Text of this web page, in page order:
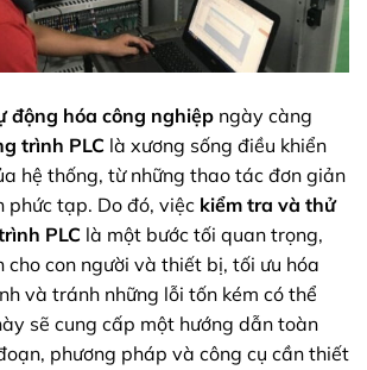
động hóa công nghiệp ngày càng
trình PLC là xương sống điều khiển
hệ thống, từ những thao tác đơn giản
phức tạp. Do đó, việc kiểm tra và thử
PLC là một bước tối quan trọng,
con người và thiết bị, tối ưu hóa
và tránh những lỗi tốn kém có thể
sẽ cung cấp một hướng dẫn toàn
phương pháp và công cụ cần thiết